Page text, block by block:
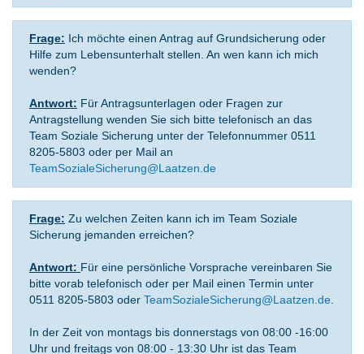
Frage: Ich möchte einen Antrag auf Grundsicherung oder
Hilfe zum Lebensunterhalt stellen. An wen kann ich mich
wenden?
Antwort: Für Antragsunterlagen oder Fragen zur
Antragstellung wenden Sie sich bitte telefonisch an das
Team Soziale Sicherung unter der Telefonnummer 0511
8205-5803 oder per Mail an
TeamSozialeSicherung@Laatzen.de
Frage: Zu welchen Zeiten kann ich im Team Soziale
Sicherung jemanden erreichen?
Antwort: Für eine persönliche Vorsprache vereinbaren Sie
bitte vorab telefonisch oder per Mail einen Termin unter
0511 8205-5803 oder TeamSozialeSicherung@Laatzen.de.
In der Zeit von montags bis donnerstags von 08:00 -16:00
Uhr und freitags von 08:00 - 13:30 Uhr ist das Team